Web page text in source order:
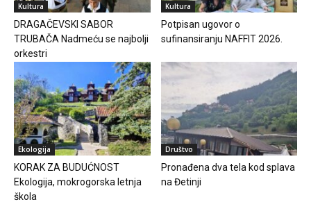
Kultura
DRAGAČEVSKI SABOR
TRUBAČA Nadmeću se najbolji
orkestri
Kultura
Potpisan ugovor o
sufinansiranju NAFFIT 2026.
Ekologija
KORAK ZA BUDUĆNOST
Ekologija, mokrogorska letnja
škola
Društvo
Pronađena dva tela kod splava
na Đetinji